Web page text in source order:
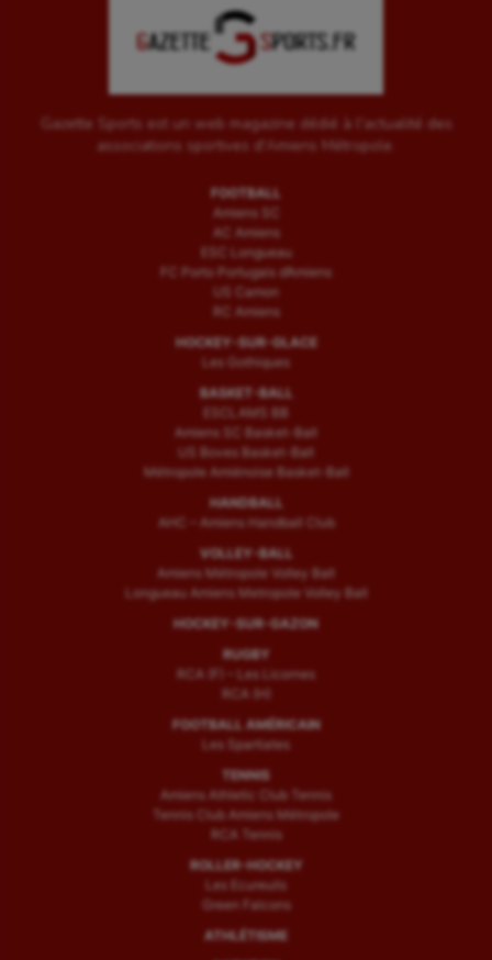
Gazette Sports est un web magazine dédié à l'actualité des
associations sportives d'Amiens Métropole.
FOOTBALL
Amiens SC
AC Amiens
ESC Longueau
FC Porto Portugais d’Amiens
US Camon
RC Amiens
HOCKEY-SUR-GLACE
Les Gothiques
BASKET-BALL
ESCLAMS BB
Amiens SC Basket-Ball
US Boves Basket-Ball
Métropole Amiénoise Basket-Ball
HANDBALL
AHC – Amiens Handball Club
VOLLEY-BALL
Amiens Métropole Volley Ball
Longueau Amiens Metropole Volley Ball
HOCKEY-SUR-GAZON
RUGBY
RCA (F) – Les Licornes
RCA (H)
FOOTBALL AMÉRICAIN
Les Spartiates
TENNIS
Amiens Athletic Club Tennis
Tennis Club Amiens Métropole
RCA Tennis
ROLLER-HOCKEY
Les Ecureuils
Green Falcons
ATHLÉTISME